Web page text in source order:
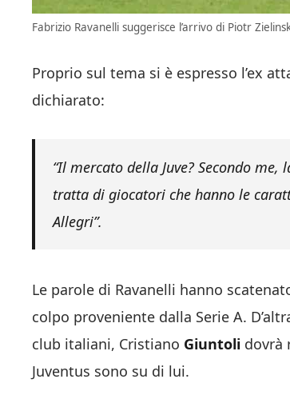
Fabrizio Ravanelli suggerisce l’arrivo di Piotr
Proprio sul tema si è espresso l’ex
dichiarato:
“Il mercato della Juve? Secondo
tratta di giocatori che hanno le
Allegri”.
Le parole di Ravanelli hanno
colpo proveniente dalla Serie A.
club italiani, Cristiano Giuntoli dovrà
Juventus sono su di lui.